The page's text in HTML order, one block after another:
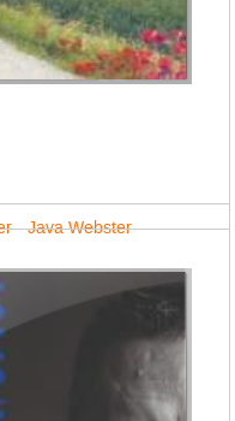
- Java Webster